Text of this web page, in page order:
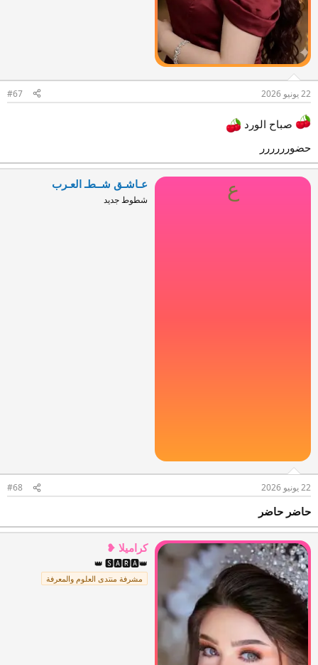
22 يونيو 2026 #67
صباح الورد
حضورررررر
ع عـاشـق شــطـ العـرب
شطوط جديد
22 يونيو 2026 #68
حاضر حاضر
كراميلا ❥
👑 🆂🅰🆁🅰👑
مشرفة منتدى العلوم والمعرفة